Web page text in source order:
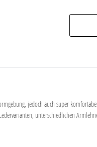
jedoch auch super
unterschiedlichen